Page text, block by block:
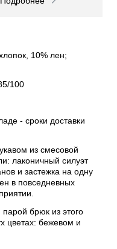
10% лен;
100
- сроки доставки
из смесовой
лаконичный силуэт
и застежка на одну
в повседневных
брюк из этого
цветах: бежевом и